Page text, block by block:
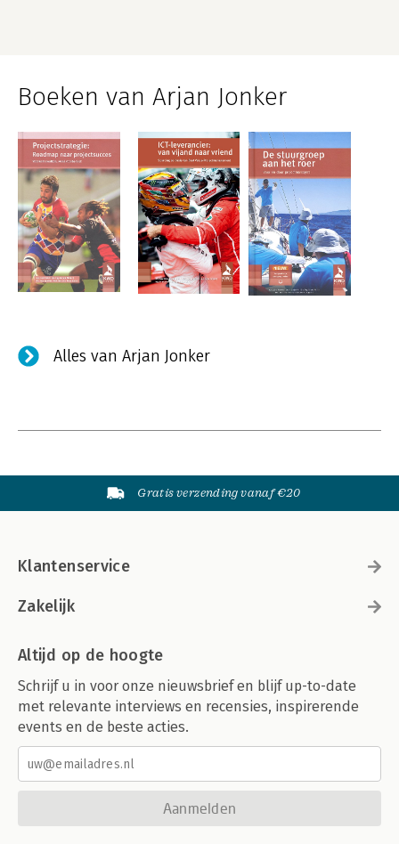
Boeken van Arjan Jonker
Alles van Arjan Jonker
Gratis verzending vanaf €20
Klantenservice
Zakelijk
Altijd op de hoogte
Schrijf u in voor onze nieuwsbrief en blijf up-to-date
met relevante interviews en recensies, inspirerende
events en de beste acties.
Aanmelden